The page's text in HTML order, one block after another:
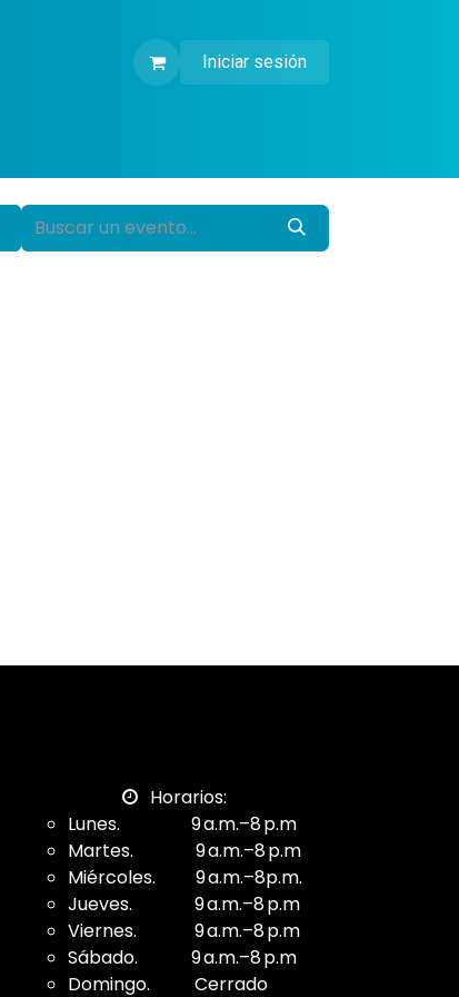
Iniciar sesión
Horarios:
Lunes. 9 a.m.–8 p.m
Martes. 9 a.m.–8 p.m
Miércoles. 9 a.m.–8p.m.
Jueves. 9 a.m.–8 p.m
Viernes. 9 a.m.–8 p.m
Sábado. 9 a.m.–8 p.m
Domingo. Cerrado